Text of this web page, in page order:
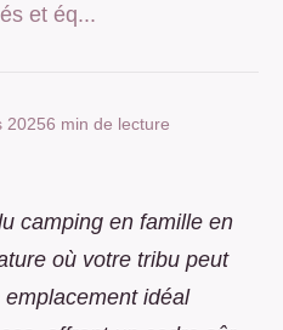
et éq...
20256 min de lecture
camping en famille en
où votre tribu peut
idéal